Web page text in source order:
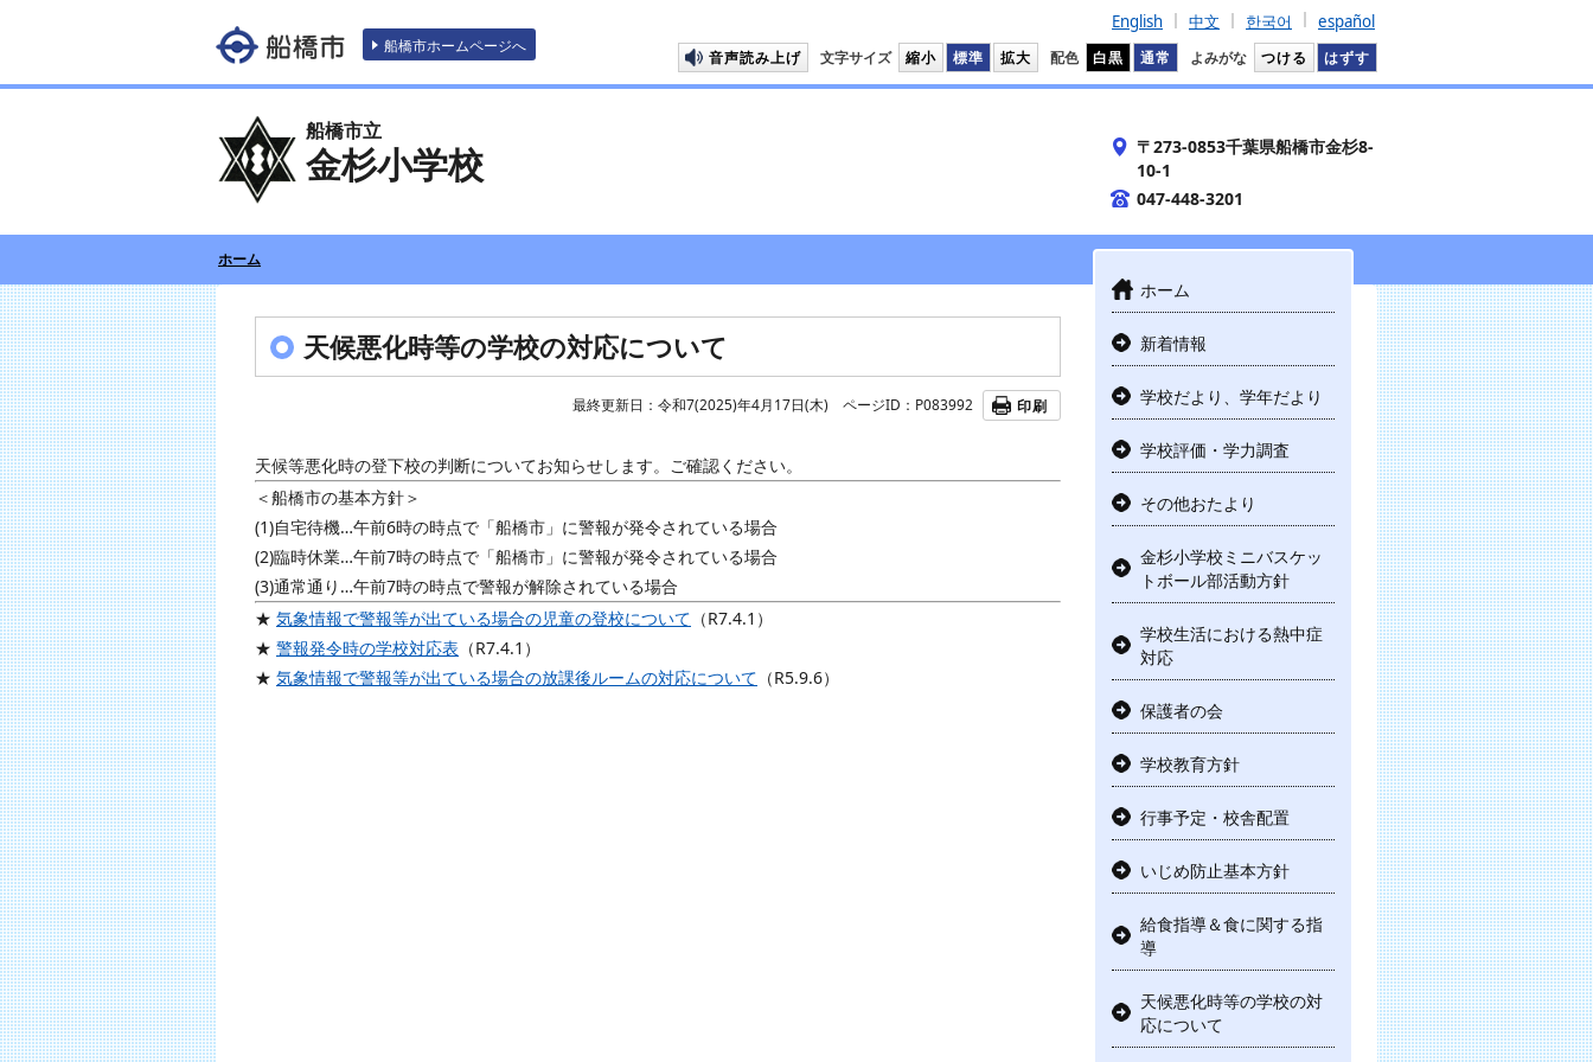
船橋市ホームページへ
English 中文 한국어 español
音声読み上げ 文字サイズ 縮小 標準 拡大 配色 白黒 通常 よみがな つける はずす
船橋市立
金杉小学校
〒273-0853千葉県船橋市金杉8-
10-1
047-448-3201
ホーム
ホーム
新着情報
学校だより、学年だより
学校評価・学力調査
その他おたより
金杉小学校ミニバスケッ
トボール部活動方針
学校生活における熱中症
対応
保護者の会
学校教育方針
行事予定・校舎配置
いじめ防止基本方針
給食指導＆食に関する指
導
天候悪化時等の学校の対
応について
天候悪化時等の学校の対応について
最終更新日：令和7(2025)年4月17日(木) ページID：P083992 印刷
天候等悪化時の登下校の判断についてお知らせします。ご確認ください。
＜船橋市の基本方針＞
(1)自宅待機…午前6時の時点で「船橋市」に警報が発令されている場合
(2)臨時休業…午前7時の時点で「船橋市」に警報が発令されている場合
(3)通常通り…午前7時の時点で警報が解除されている場合
★ 気象情報で警報等が出ている場合の児童の登校について （R7.4.1）
★ 警報発令時の学校対応表 （R7.4.1）
★ 気象情報で警報等が出ている場合の放課後ルームの対応について （R5.9.6）